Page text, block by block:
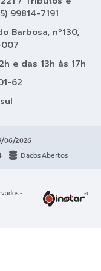
99814-7191
Barbosa, nº130,
007
e das 13h às 17h
62
06/2026
Dados Abertos
-